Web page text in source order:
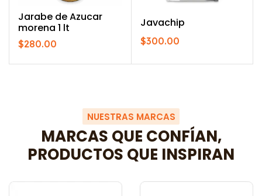
Jarabe de Azucar
morena 1 lt
$280.00
Javachip
$300.00
NUESTRAS MARCAS
MARCAS QUE CONFÍAN,
PRODUCTOS QUE INSPIRAN